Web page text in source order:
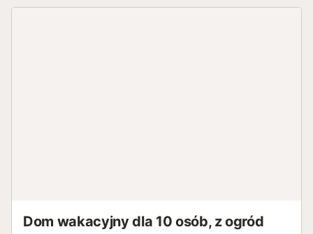
Dom wakacyjny dla 10 osób, z ogród